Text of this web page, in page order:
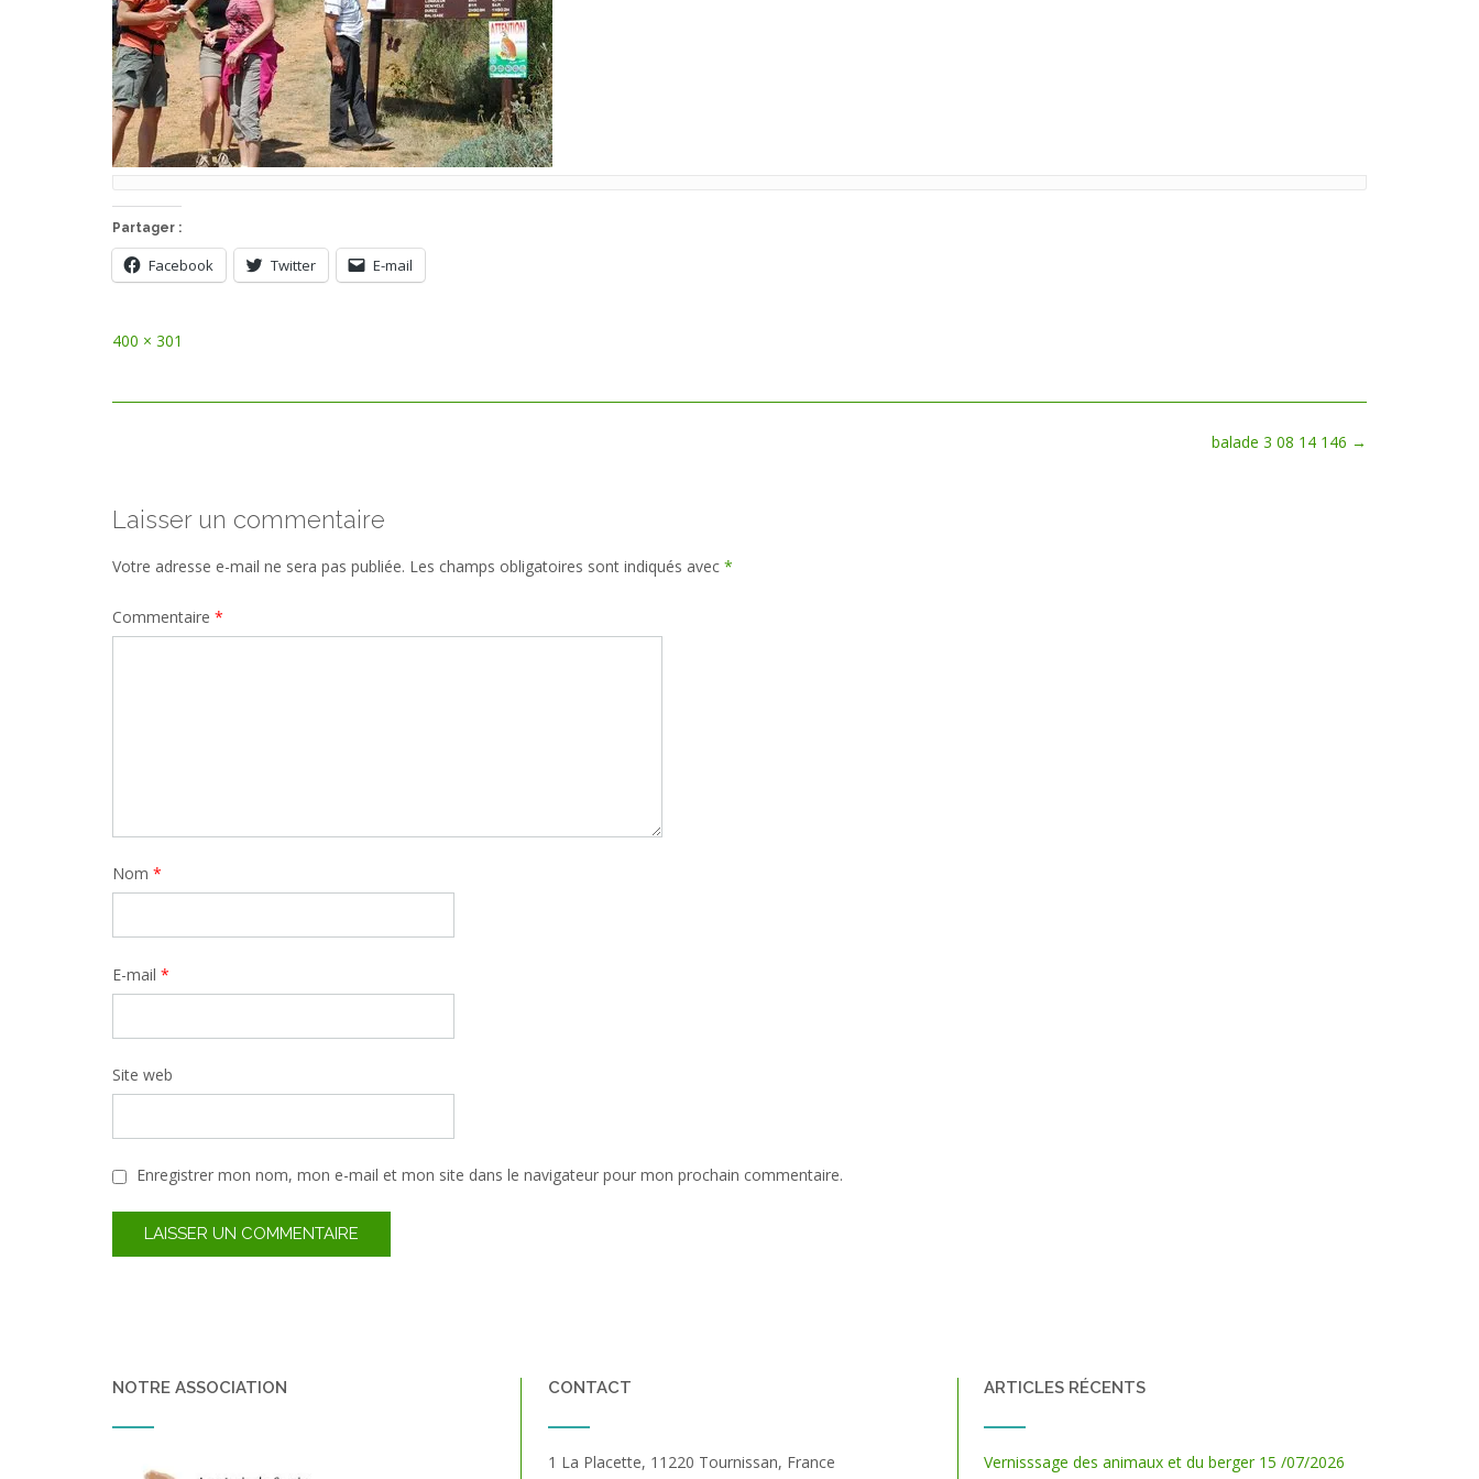
Partager :
Facebook Twitter E-mail
Full
400 × 301
balade 3 08 14 146 →
Laisser un commentaire
Votre adresse e-mail ne sera pas publiée. Les champs obligatoires sont indiqués avec *
Commentaire *
Nom *
E-mail *
Site web
Enregistrer mon nom, mon e-mail et mon site dans le navigateur pour mon prochain commentaire.
NOTRE ASSOCIATION CONTACT
1 La Placette, 11220 Tournissan, France
ARTICLES RÉCENTS
Vernisssage des animaux et du berger 15 /07/2026